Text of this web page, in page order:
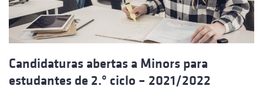
Candidaturas abertas a Minors para
estudantes de 2.º ciclo – 2021/2022